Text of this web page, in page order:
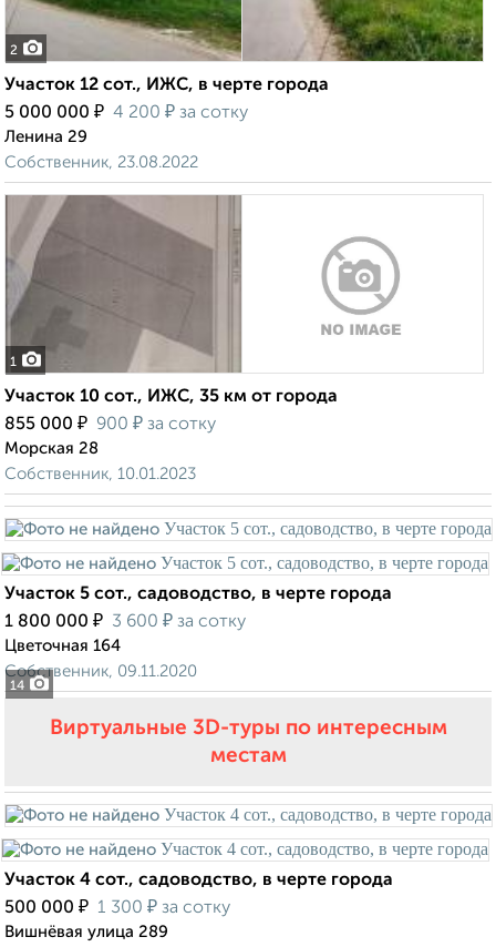
2
Участок 12 сот., ИЖС, в черте города
5 000 000 ₽ 4 200 ₽ за сотку
Ленина 29
Собственник, 23.08.2022
1
Участок 10 сот., ИЖС, 35 км от города
855 000 ₽ 900 ₽ за сотку
Морская 28
Собственник, 10.01.2023
14
Участок 5 сот., садоводство, в черте города
1 800 000 ₽ 3 600 ₽ за сотку
Цветочная 164
Собственник, 09.11.2020
Виртуальные 3D-туры по интересным
местам
Участок 4 сот., садоводство, в черте города
500 000 ₽ 1 300 ₽ за сотку
Вишнёвая улица 289